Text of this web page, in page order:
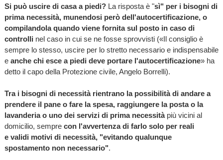
Si può uscire di casa a piedi?La risposta è "sì" per i bisogni di
prima necessità, munendosi però dell'autocertificazione, o
compilandola quando viene fornita sul posto in caso di
controlli nel caso in cui se ne fosse sprovvisti («Il consiglio è
sempre lo stesso, uscire per lo stretto necessario e indispensabile
e anche chi esce a piedi deve portare l'autocertificazione» ha
detto il capo della Protezione civile, Angelo Borrelli).
Tra i bisogni di necessità rientrano la possibilità di andare a
prendere il pane o fare la spesa, raggiungere la posta o la
lavanderia o uno dei servizi di prima necessitàpiù vicini al
domicilio, sempre con l'avvertenza di farlo solo per reali
e validi motivi di necessità, "evitando qualunque
spostamento non necessario".